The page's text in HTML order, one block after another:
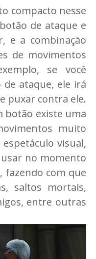
compacto nesse
de ataque e
e a combinação
de movimentos
se você
ataque, ele irá
puxar contra ele.
botão existe uma
muito
visual,
usar no momento
fazendo com que
saltos mortais,
entre outras